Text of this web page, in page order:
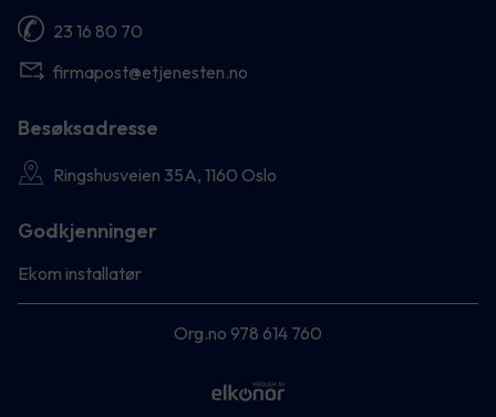
23 16 80 70
firmapost@etjenesten.no
Besøksadresse
Ringshusveien 35A, 1160 Oslo
Godkjenninger
Ekom installatør
Org.no 978 614 760